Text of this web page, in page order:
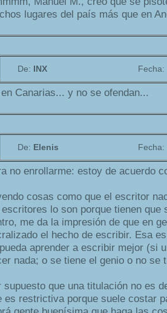
lugares del país más que en
De: INX Fecha:
Canarias... y no se ofendan...
De: Elenis Fecha:
no enrollarme: estoy de acuerdo
cosas como que el escritor
escritores lo son porque tienen que
me da la impresión de que en
el hecho de escribir. Esa
aprender a escribir mejor (si
nada; o se tiene el genio o no se
supuesto que una titulación no es
es restrictiva porque suele costar